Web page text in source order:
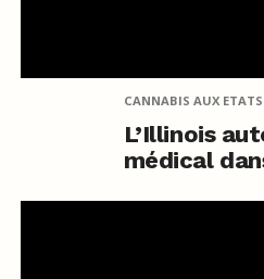
CANNABIS AUX
L’Illinois
médical